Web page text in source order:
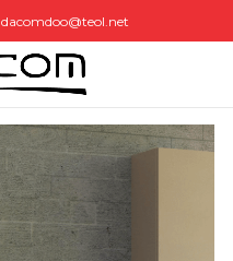
dacomdoo@teol.net